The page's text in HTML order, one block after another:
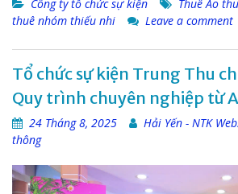
Công ty tổ chức sự kiện Thuê Ảo
thuê nhóm thiếu nhi
Leave a comment
Tổ chức sự kiện Trung Thu
Quy trình chuyên nghiệp từ
24 Tháng 8, 2025
Hải Yến - NTK
thông